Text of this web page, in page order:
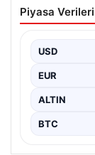
Sibel Tan
Piyasa Verileri
USD
EUR
ALTIN
BTC